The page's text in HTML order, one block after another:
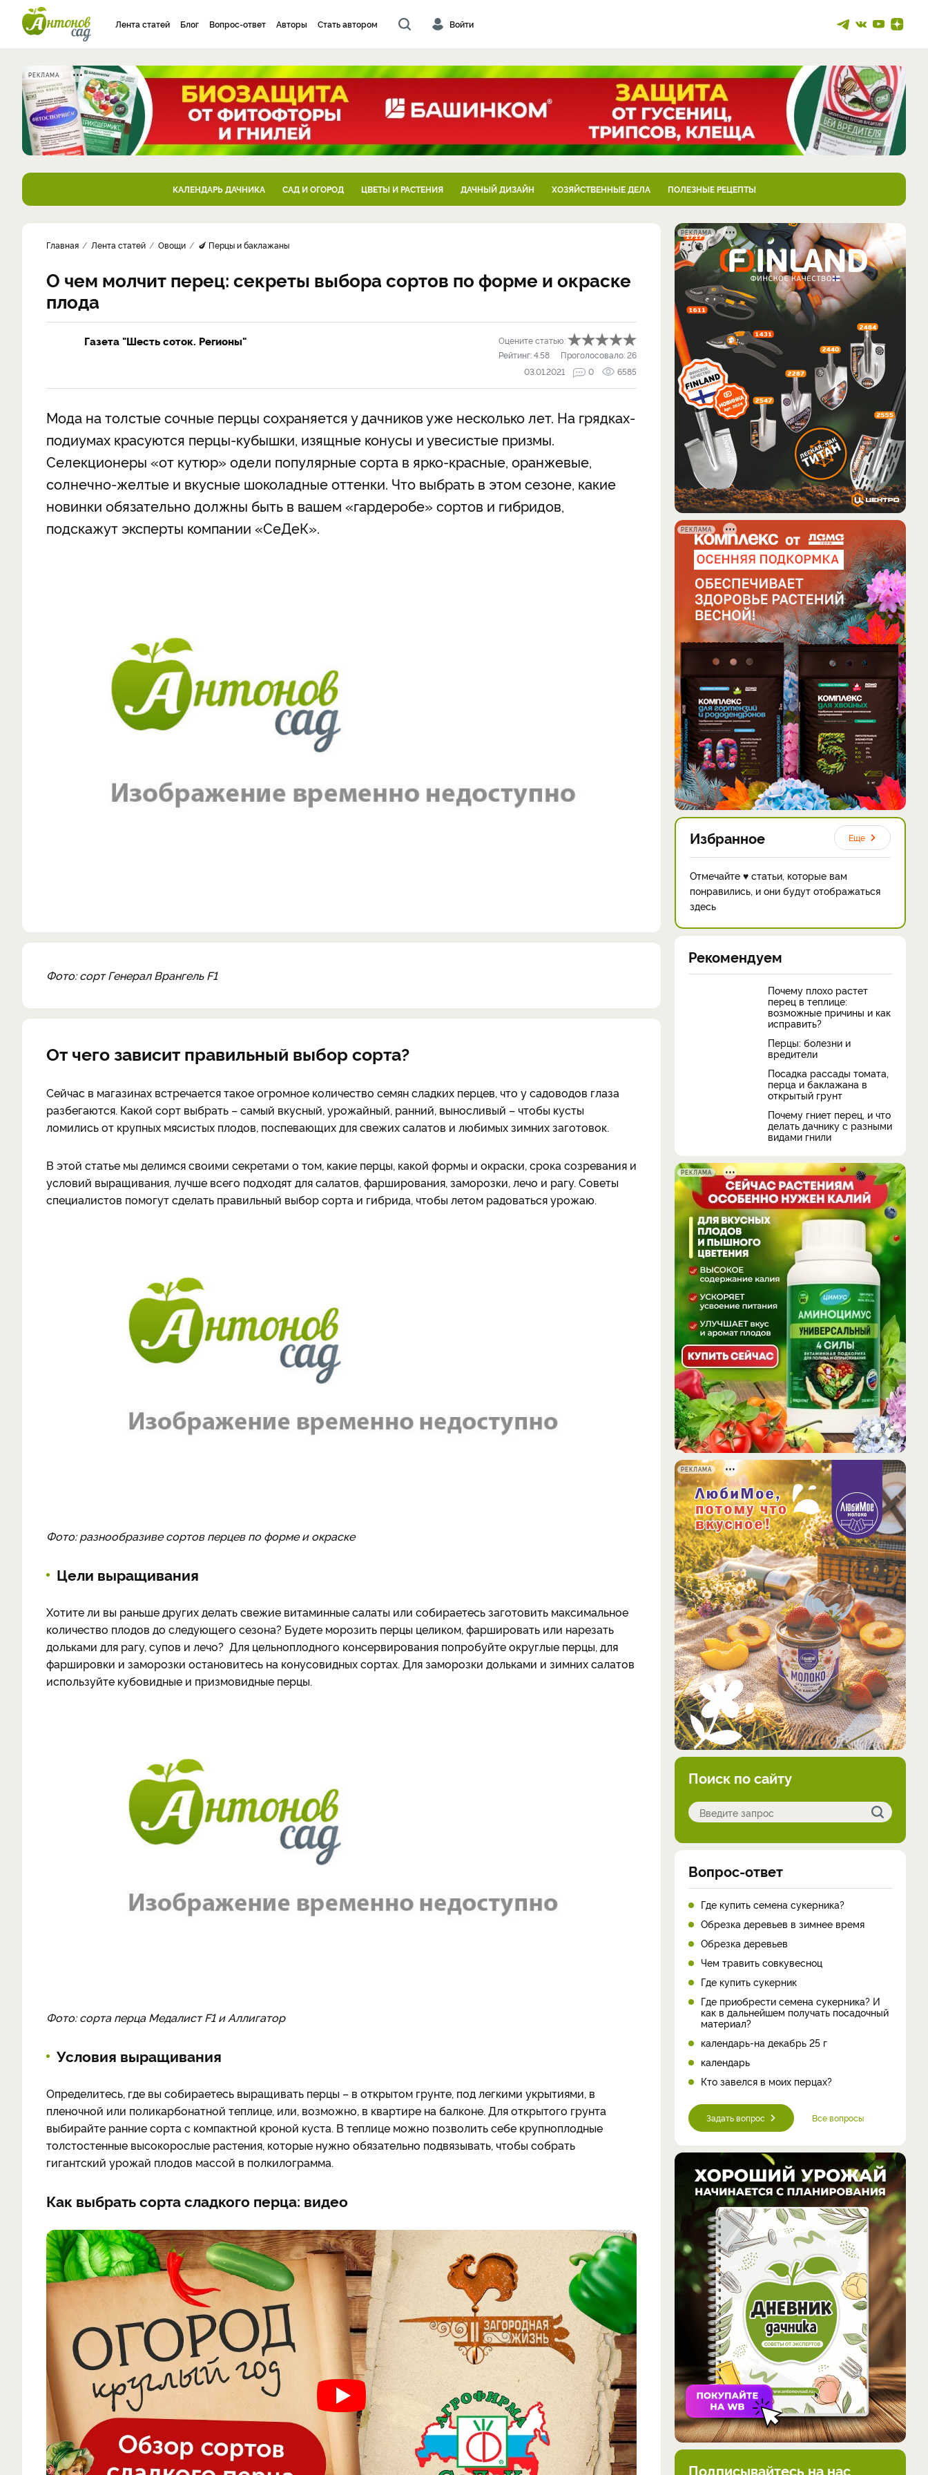
Лента статей Блог Вопрос-ответ Авторы Стать автором Войти
РЕКЛАМА
КАЛЕНДАРЬ ДАЧНИКА САД И ОГОРОД ЦВЕТЫ И РАСТЕНИЯ ДАЧНЫЙ ДИЗАЙН ХОЗЯЙСТВЕННЫЕ ДЕЛА ПОЛЕЗНЫЕ РЕЦЕПТЫ
Главная Лента статей Овощи 🍆 Перцы и баклажаны
О чем молчит перец: секреты выбора сортов по форме и окраске
плода
Газета "Шесть соток. Регионы"
Оцените статью:
Рейтинг:4.58 Проголосовало:26
03.01.2021
0 6585
Мода на толстые сочные перцы сохраняется у дачников уже несколько лет. На грядках-
подиумах красуются перцы-кубышки, изящные конусы и увесистые призмы.
Селекционеры «от кутюр» одели популярные сорта в ярко-красные, оранжевые,
солнечно-желтые и вкусные шоколадные оттенки. Что выбрать в этом сезоне, какие
новинки обязательно должны быть в вашем «гардеробе» сортов и гибридов,
подскажут эксперты компании «СеДеК».
Фото: сорт Генерал Врангель F1
От чего зависит правильный выбор сорта?
Сейчас в магазинах встречается такое огромное количество семян сладких перцев, что у садоводов глаза
разбегаются. Какой сорт выбрать – самый вкусный, урожайный, ранний, выносливый – чтобы кусты
ломились от крупных мясистых плодов, поспевающих для свежих салатов и любимых зимних заготовок.
В этой статье мы делимся своими секретами о том, какие перцы, какой формы и окраски, срока созревания и
условий выращивания, лучше всего подходят для салатов, фарширования, заморозки, лечо и рагу. Советы
специалистов помогут сделать правильный выбор сорта и гибрида, чтобы летом радоваться урожаю.
Фото: разнообразиве сортов перцев по форме и окраске
Цели выращивания
Хотите ли вы раньше других делать свежие витаминные салаты или собираетесь заготовить максимальное
количество плодов до следующего сезона? Будете морозить перцы целиком, фаршировать или нарезать
дольками для рагу, супов и лечо? Для цельноплодного консервирования попробуйте округлые перцы, для
фаршировки и заморозки остановитесь на конусовидных сортах. Для заморозки дольками и зимних салатов
используйте кубовидные и призмовидные перцы.
Фото: сорта перца Медалист F1 и Аллигатор
Условия выращивания
Определитесь, где вы собираетесь выращивать перцы – в открытом грунте, под легкими укрытиями, в
пленочной или поликарбонатной теплице, или, возможно, в квартире на балконе. Для открытого грунта
выбирайте ранние сорта с компактной кроной куста. В теплице можно позволить себе крупноплодные
толстостенные высокорослые растения, которые нужно обязательно подвязывать, чтобы собрать
гигантский урожай плодов массой в полкилограмма.
Как выбрать сорта сладкого перца: видео
РЕКЛАМА
РЕКЛАМА
Избранное Еще
Отмечайте ♥ статьи, которые вам
понравились, и они будут отображаться
здесь
Рекомендуем
Почему плохо растет
перец в теплице:
возможные причины и как
исправить?
Перцы: болезни и
вредители
Посадка рассады томата,
перца и баклажана в
открытый грунт
Почему гниет перец, и что
делать дачнику с разными
видами гнили
РЕКЛАМА
РЕКЛАМА
Поиск по сайту
Вопрос-ответ
Где купить семена сукерника?
Обрезка деревьев в зимнее время
Обрезка деревьев
Чем травить совкувесноц
Где купить сукерник
Где приобрести семена сукерника? И
как в дальнейшем получать посадочный
материал?
календарь-на декабрь 25 г
календарь
Кто завелся в моих перцах?
Задать вопрос Все вопросы
Подписывайтесь на нас